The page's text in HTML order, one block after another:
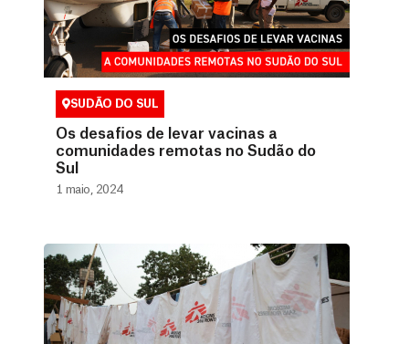
SUDÃO DO SUL
Os desafios de levar vacinas a
comunidades remotas no Sudão do
Sul
1 maio, 2024